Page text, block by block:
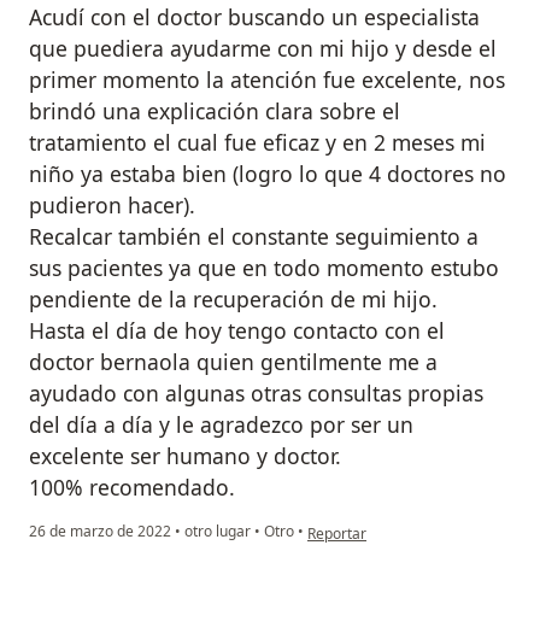
Acudí con el doctor buscando un especialista
que puediera ayudarme con mi hijo y desde el
primer momento la atención fue excelente, nos
brindó una explicación clara sobre el
tratamiento el cual fue eficaz y en 2 meses mi
niño ya estaba bien (logro lo que 4 doctores no
pudieron hacer).
Recalcar también el constante seguimiento a
sus pacientes ya que en todo momento estubo
pendiente de la recuperación de mi hijo.
Hasta el día de hoy tengo contacto con el
doctor bernaola quien gentilmente me a
ayudado con algunas otras consultas propias
del día a día y le agradezco por ser un
excelente ser humano y doctor.
100% recomendado.
26 de marzo de 2022 • otro lugar • Otro • en opinión del usuario Tania López
Reportar